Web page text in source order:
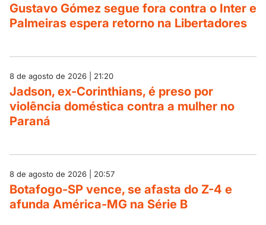
Gustavo Gómez segue fora contra o Inter e
Palmeiras espera retorno na Libertadores
8 de agosto de 2026 | 21:20
Jadson, ex-Corinthians, é preso por
violência doméstica contra a mulher no
Paraná
8 de agosto de 2026 | 20:57
Botafogo-SP vence, se afasta do Z-4 e
afunda América-MG na Série B